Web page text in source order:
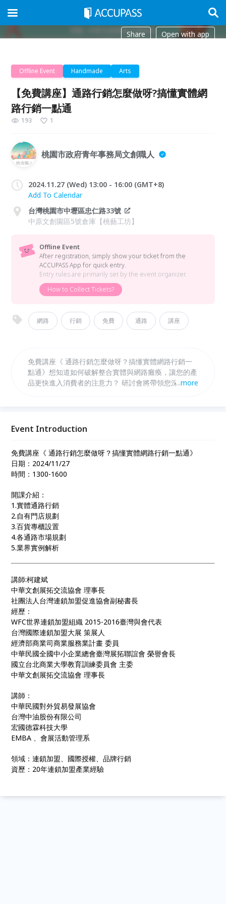
Share Open with app
Offline Event Handmade Arts
【免費講座】通路行銷怎麼做呀?搞懂實體網
路行銷一點通
193 1
桃園市政府青年事務局文創職人
2024.11.27 (Wed) 13:00 - 16:00 (GMT+8)
Add To Calendar
台灣桃園市中壢區忠仁路33號
中原文創園區5號倉庫【桃藝工坊】
Offline Event
After registration, simply show your ticket from the
ACCUPASS App for quick entry.
Entry rules are primarily set by the event organizer.
How to Collect Tickets?
網路 行銷 免費 通路 講座
免費講座《 通路行銷怎麼做呀？搞懂實體網路行銷一
點通》想知道如何破解整合實體與網路癱瘓，讓您的產
品更快進入消費者的注意力？ 研討會將帶領您深入掌
觸行銷，還是希望精進操作技巧的業者，本堂課將為您
...more
Event Introduction
免費講座《 通路行銷怎麼做呀？搞懂實體網路行銷一點通》
日期：2024/11/27
時間：1300-1600
開課介紹：
1.實體通路行銷
2.自有門店規劃
3.百貨專櫃設置
4.各通路市場規劃
5.業界實例解析
講師:柯建斌
中華文創展拓交流協會 理事長
社團法人台灣連鎖加盟促進協會副秘書長
經歷：
WFC世界連鎖加盟組織 2015-2016臺灣與會代表
台灣國際連鎖加盟大展 策展人
經濟部商業司商業服務業計畫 委員
中華民國全國中小企業總會臺灣展拓聯誼會 榮譽會長
國立台北商業大學教育訓練委員會 主委
中華文創展拓交流協會 理事長
講師：
中華民國對外貿易發展協會
台灣中油股份有限公司
宏國德霖科技大學
EMBA 、會展活動管理系
領域：連鎖加盟、國際授權、品牌行銷
資歷：20年連鎖加盟產業經驗